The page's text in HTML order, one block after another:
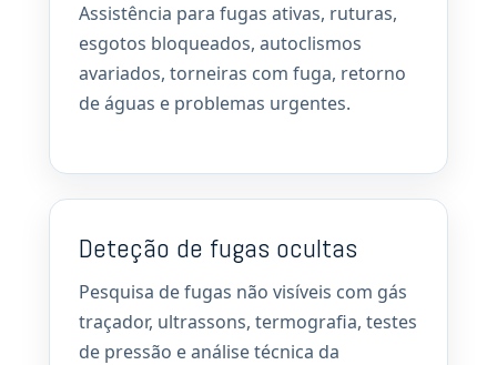
Assistência para fugas ativas, ruturas,
esgotos bloqueados, autoclismos
avariados, torneiras com fuga, retorno
de águas e problemas urgentes.
Deteção de fugas ocultas
Pesquisa de fugas não visíveis com gás
traçador, ultrassons, termografia, testes
de pressão e análise técnica da